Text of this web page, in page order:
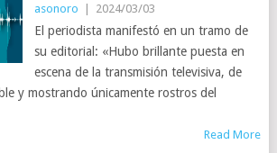
asonoro | 2024/03/03
El periodista manifestó en un tramo de
su editorial: «Hubo brillante puesta en
escena de la transmisión televisiva, de
y mostrando únicamente rostros del
Read More